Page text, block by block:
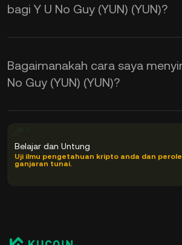
bagi Y U No Guy (YUN) (YUN)?
Bagaimanakah cara saya
No Guy (YUN) (YUN)?
Belajar dan Untung
Uji ilmu pengetahuan kripto anda dan
ganjaran tunai.